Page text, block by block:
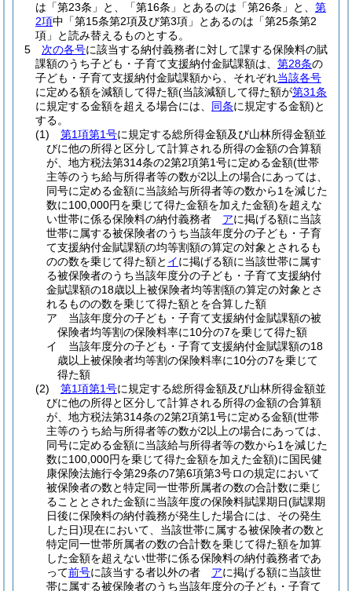
は「第23条」と、「第16条」とあるのは「第26条」と、 第
2項中「第15条第2項及び第3項」とあるのは「第25条第2
項」と読み替えるものとする。
5
次の各号に該当する納付義務者に対して課する保険料の賦
課額のうち子ども・子育て支援納付金賦課額は、 第28条の
子ども・子育て支援納付金賦課額から、それぞれ当該各号
に定める額を減額して得た額(当該減額して得た額が第31条
に規定する金額を超える場合には、 同条に規定する金額)と
する。
(1)
第1項第1号に規定する総所得金額及び山林所得金額並
びに他の所得と区分して計算される所得の金額の合算額
が、地方税法第314条の2第2項第1号に定める金額(世帯
主等のうち給与所得者等の数が2以上の場合にあっては、
同号に定める金額に当該給与所得者等の数から1を減じた
数に100,000円を乗じて得た金額を加えた金額)を超えな
い世帯に係る保険料の納付義務者 アに掲げる額に当該
世帯に属する被保険者のうち当該年度分の子ども・子育
て支援納付金賦課額の均等割額の算定の対象とされるも
のの数を乗じて得た額と イに掲げる額に当該世帯に属す
る被保険者のうち当該年度分の子ども・子育て支援納付
金賦課額の18歳以上被保険者均等割額の算定の対象とさ
れるものの数を乗じて得た額とを合算した額
ア
当該年度分の子ども・子育て支援納付金賦課額の被
保険者均等割の保険料率に10分の7を乗じて得た額
イ
当該年度分の子ども・子育て支援納付金賦課額の18
歳以上被保険者均等割の保険料率に10分の7を乗じて
得た額
(2)
第1項第1号に規定する総所得金額及び山林所得金額並
びに他の所得と区分して計算される所得の金額の合算額
が、地方税法第314条の2第2項第1号に定める金額(世帯
主等のうち給与所得者等の数が2以上の場合にあっては、
同号に定める金額に当該給与所得者等の数から1を減じた
数に100,000円を乗じて得た金額を加えた金額)に国民健
康保険法施行令第29条の7第6項第3号ロの規定において
被保険者の数と特定同一世帯所属者の数の合計数に乗じ
ることとされた金額に当該年度の保険料賦課期日(賦課期
日後に保険料の納付義務が発生した場合には、その発生
した日)現在において、当該世帯に属する被保険者の数と
特定同一世帯所属者の数の合計数を乗じて得た額を加算
した金額を超えない世帯に係る保険料の納付義務者であ
って前号に該当する者以外の者 アに掲げる額に当該世
帯に属する被保険者のうち当該年度分の子ども・子育て